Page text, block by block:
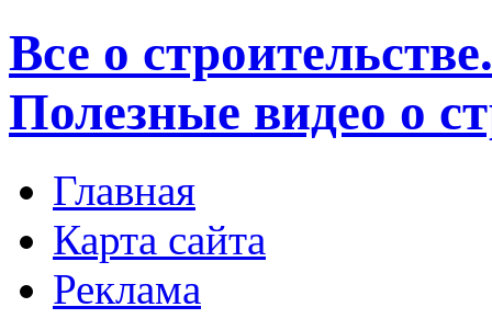
Все о
Полезные видео о
Главная
Карта сайта
Реклама